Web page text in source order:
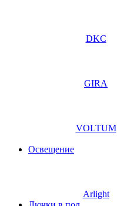
DKC
GIRA
VOLTUM
Освещение
Arlight